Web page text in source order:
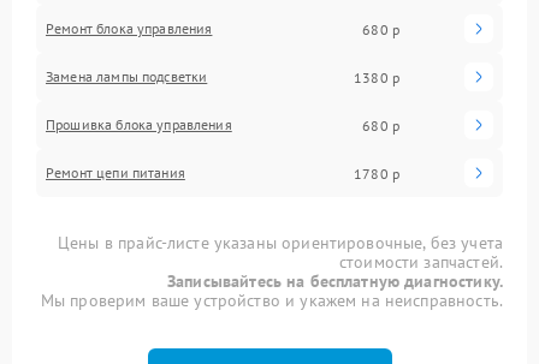
Ремонт блока управления 680 р
Замена лампы подсветки 1380 р
Прошивка блока управления 680 р
Ремонт цепи питания 1780 р
Цены в прайс-листе указаны ориентировочные, без учета
стоимости запчастей.
Записывайтесь на бесплатную диагностику.
Мы проверим ваше устройство и укажем на неисправность.